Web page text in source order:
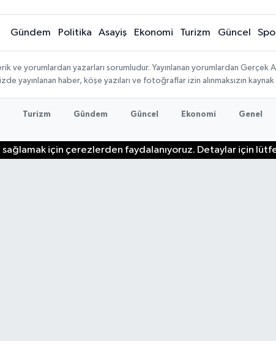
Gündem Politika Asayiş Ekonomi Turizm Güncel
ve yorumlardan yazarları sorumludur. Yayınlanan yorumlardan
yayınlanan haber, köşe yazıları ve fotoğraflar izin alınmaksızın
Turizm Gündem Güncel Ekonomi Genel
için çerezlerden faydalanıyoruz. Detaylar için